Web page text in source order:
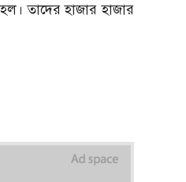
তাদের হাজার হাজার